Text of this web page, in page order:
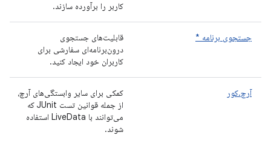
کاربر را برآورده سازند.
جستجوی برنامه *
قابلیت‌های جستجوی
درون‌برنامه‌ای سفارشی برای
کاربران خود ایجاد کنید.
آرچ.کور
کمکی برای سایر وابستگی‌های آرچ،
از جمله قوانین تست JUnit که
می‌توانند با LiveData استفاده
شوند.